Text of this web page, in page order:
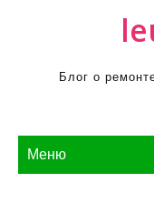
Блог о
Меню